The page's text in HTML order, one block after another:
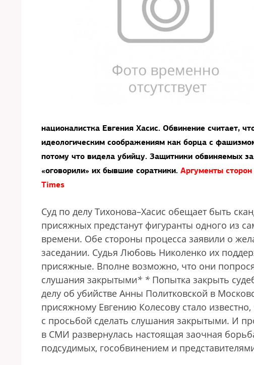
националистка Евгения Хасис. Обвинение считает,
идеологическим соображениям как борца с
потому что видела убийцу. Защитники обвиняемых
«оговорили» их бывшие соратники. Аргументы сторон
Times
Суд по делу Тихонова–Хасис обещает быть
присяжных предстанут фигуранты одного из
времени. Обе стороны процесса заявили о
заседании. Судья Любовь Николенко их
присяжные. Вполне возможно, что они
слушания закрытыми* * Попытка закрыть
делу об убийстве Анны Политковской в
присяжному Евгению Колесову стало
с просьбой сделать слушания закрытыми. И
в СМИ развернулась настоящая заочная
подсудимых, гособвинением и